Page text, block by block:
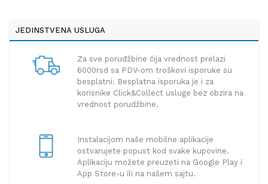
JEDINSTVENA USLUGA
Za sve poruđžbine čija vrednost prelazi
6000rsd sa PDV-om troškovi isporuke su
besplatni. Besplatna isporuka je i za
korisnike Click&Collect usluge bez obzira na
vrednost porudžbine.
Instalacijom naše mobilne aplikacije
ostvarujete popust kod svake kupovine.
Aplikaciju možete preuzeti na Google Play i
App Store-u ili na našem sajtu.